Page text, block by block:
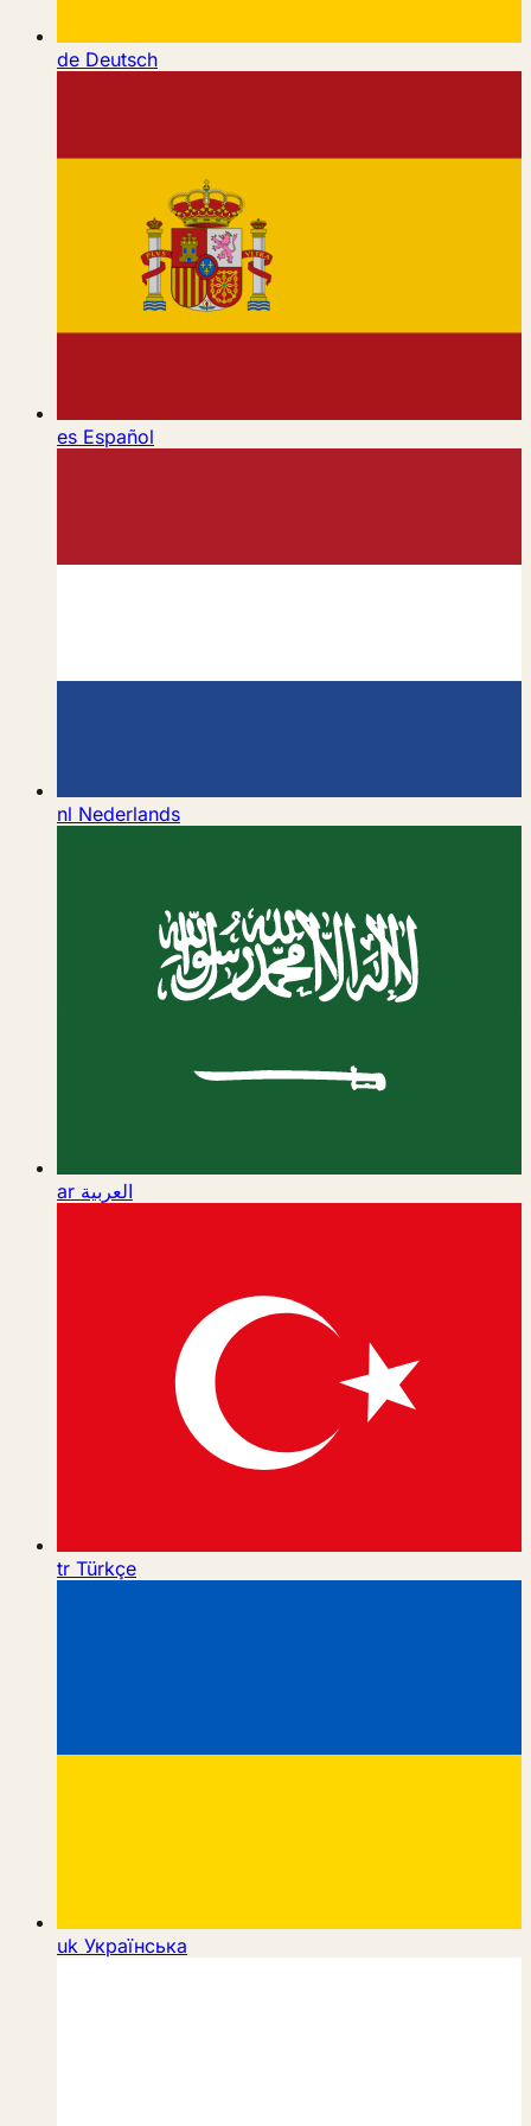
de Deutsch
es Español
nl Nederlands
ar العربية
tr Türkçe
uk Українська